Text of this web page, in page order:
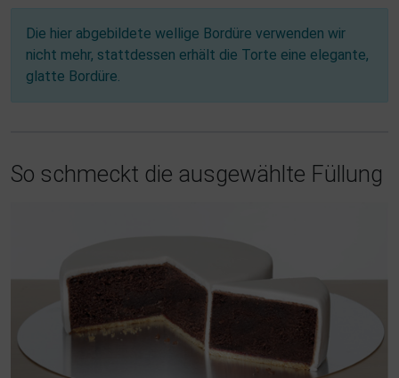
Die hier abgebildete wellige Bordüre verwenden wir
nicht mehr, stattdessen erhält die Torte eine elegante,
glatte Bordüre.
So schmeckt die ausgewählte Füllung